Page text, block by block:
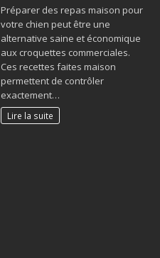
Préparer des repas maison pour
votre chien peut être une
alternative saine et économique
aux croquettes commerciales.
Ces recettes faites maison
permettent de contrôler
exactement…
Lire la suite